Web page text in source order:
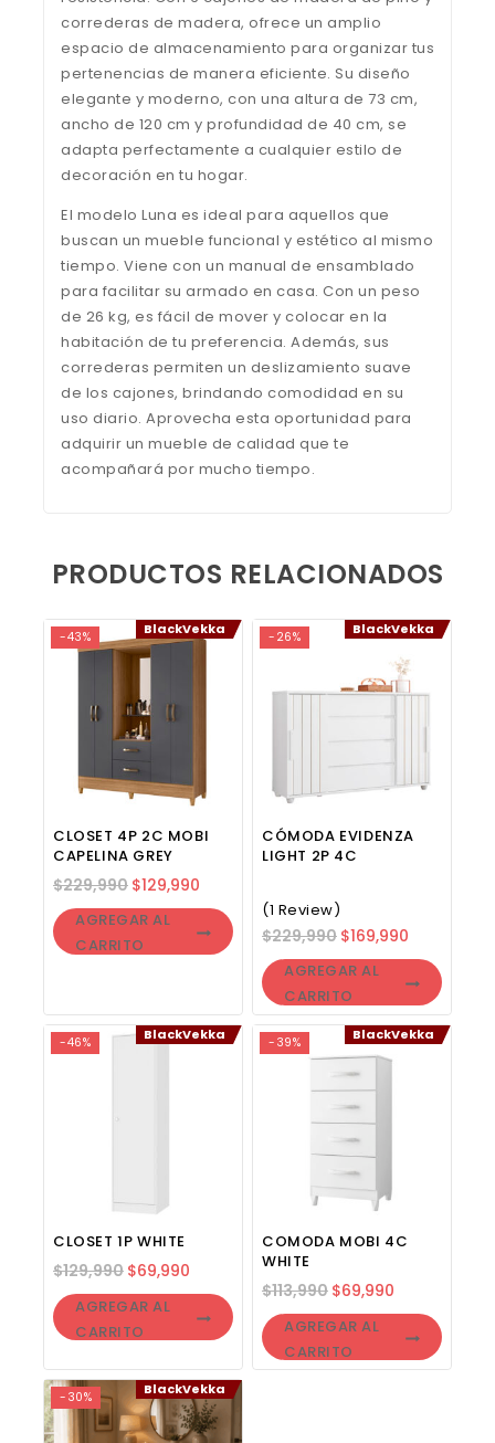
correderas de madera, ofrece un amplio
espacio de almacenamiento para organizar tus
pertenencias de manera eficiente. Su diseño
elegante y moderno, con una altura de 73 cm,
ancho de 120 cm y profundidad de 40 cm, se
adapta perfectamente a cualquier estilo de
decoración en tu hogar.
El modelo Luna es ideal para aquellos que
buscan un mueble funcional y estético al mismo
tiempo. Viene con un manual de ensamblado
para facilitar su armado en casa. Con un peso
de 26 kg, es fácil de mover y colocar en la
habitación de tu preferencia. Además, sus
correderas permiten un deslizamiento suave
de los cajones, brindando comodidad en su
uso diario. Aprovecha esta oportunidad para
adquirir un mueble de calidad que te
acompañará por mucho tiempo.
PRODUCTOS RELACIONADOS
-43% BlackVekka
CLOSET 4P 2C MOBI
CAPELINA GREY
$229,990 $129,990
AGREGAR AL
CARRITO
-26% BlackVekka
CÓMODA EVIDENZA
LIGHT 2P 4C
(1 Review)
$229,990 $169,990
AGREGAR AL
CARRITO
-46% BlackVekka
CLOSET 1P WHITE
$129,990 $69,990
AGREGAR AL
CARRITO
-39% BlackVekka
COMODA MOBI 4C
WHITE
$113,990 $69,990
AGREGAR AL
CARRITO
-30% BlackVekka